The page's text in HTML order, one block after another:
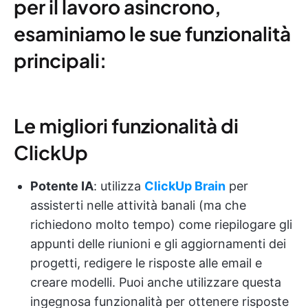
per il lavoro asincrono,
esaminiamo le sue funzionalità
principali:
Le migliori funzionalità di
ClickUp
Potente IA: utilizza ClickUp Brain per
assisterti nelle attività banali (ma che
richiedono molto tempo) come riepilogare gli
appunti delle riunioni e gli aggiornamenti dei
progetti, redigere le risposte alle email e
creare modelli. Puoi anche utilizzare questa
ingegnosa funzionalità per ottenere risposte